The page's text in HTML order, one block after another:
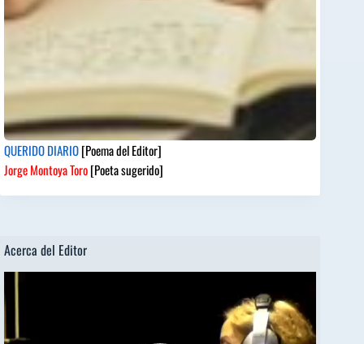
QUERIDO DIARIO[Poema del Editor]
Jorge Montoya Toro[Poeta sugerido]
Acerca del Editor
de
vídeo